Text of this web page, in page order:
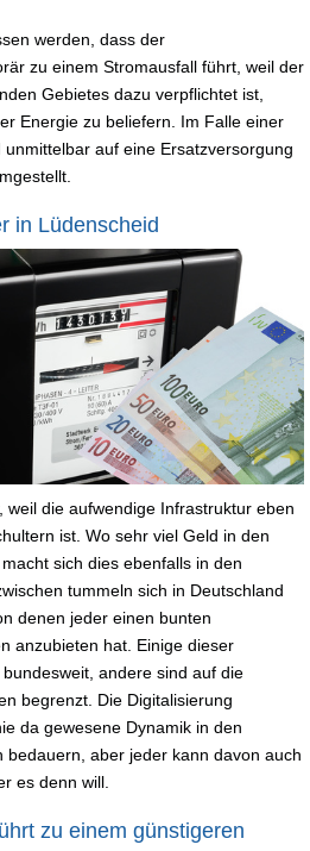
werden, dass der
zu einem Stromausfall führt, weil der
Gebietes dazu verpflichtet ist,
Energie zu beliefern. Im Falle einer
auf eine Ersatzversorgung
in Lüdenscheid
weil die aufwendige Infrastruktur eben
ist. Wo sehr viel Geld in den
sich dies ebenfalls in den
tummeln sich in Deutschland
denen jeder einen bunten
anzubieten hat. Einige dieser
andere sind auf die
begrenzt. Die Digitalisierung
da gewesene Dynamik in den
bedauern, aber jeder kann davon auch
es denn will.
zu einem günstigeren